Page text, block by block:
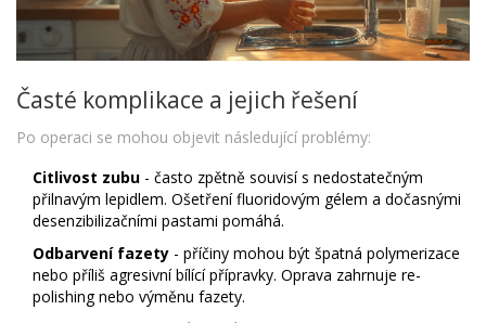
Časté komplikace a jejich řešení
Po operaci se mohou objevit následující problémy:
Citlivost zubu - často zpětně souvisí s nedostatečným
přilnavým lepidlem. Ošetření fluoridovým gélem a dočasnými
desenzibilizačními pastami pomáhá.
Odbarvení fazety - příčiny mohou být špatná polymerizace
nebo příliš agresivní bílící přípravky. Oprava zahrnuje re-
polishing nebo výměnu fazety.